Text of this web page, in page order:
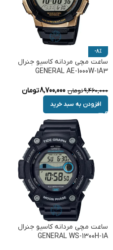
-8%
ساعت مچی مردانه کاسیو جنرال
GENERAL AE-1000W-1A3
9,460,000تومان 8,700,000تومان
افزودن به سبد خرید
ساعت مچی مردانه کاسیو جنرال
GENERAL WS-1300H-1A